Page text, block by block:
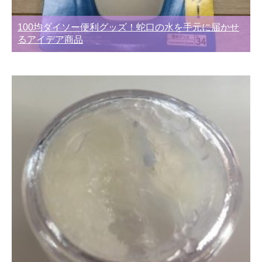
100均ダイソー便利グッズ！蛇口の水を手元に届かせ
るアイデア商品